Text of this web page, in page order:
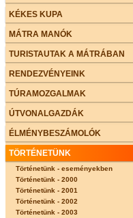
KÉKES KUPA
MÁTRA MANÓK
TURISTAUTAK A MÁTRÁBAN
RENDEZVÉNYEINK
TÚRAMOZGALMAK
ÚTVONALGAZDÁK
ÉLMÉNYBESZÁMOLÓK
TÖRTÉNETÜNK
Történetünk - eseményekben
Történetünk - 2000
Történetünk - 2001
Történetünk - 2002
Történetünk - 2003